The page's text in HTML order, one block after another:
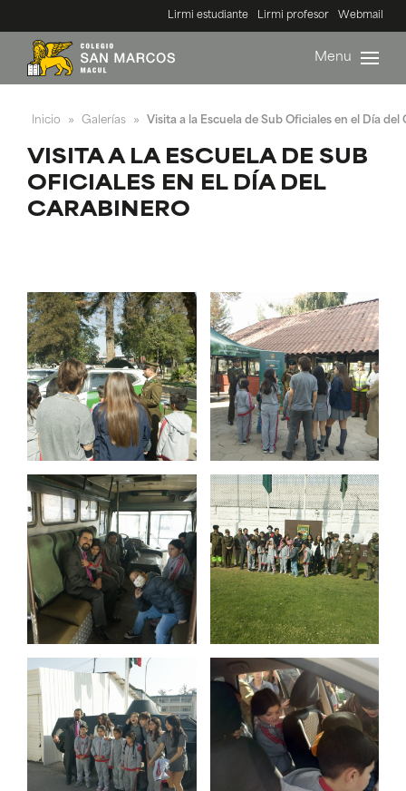
Lirmi estudiante Lirmi profesor Webmail
Menu
Inicio » Galerías » Visita a la Escuela de Sub Oficiales en el Día del
VISITA A LA ESCUELA DE SUB
OFICIALES EN EL DÍA DEL
CARABINERO